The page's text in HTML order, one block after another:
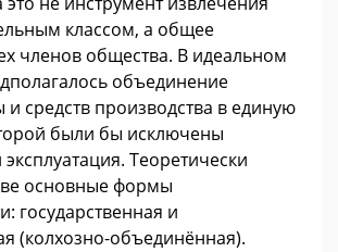
классом, а общее
членов общества. В идеальном
объединение
средств производства в единую
были бы исключены
Теоретически
основные формы
государственная и
(колхозно-объединённая).